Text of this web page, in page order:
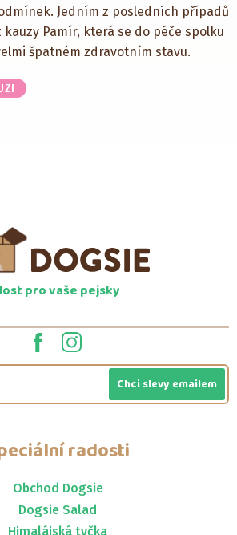
Jedním z posledních případů
kauzy Pamír, která se do péče spolku
špatném zdravotním stavu.
pro vaše pejsky
Chci slevy emailem
radosti
Obchod Dogsie
Dogsie Salad
Himalájská tyčka